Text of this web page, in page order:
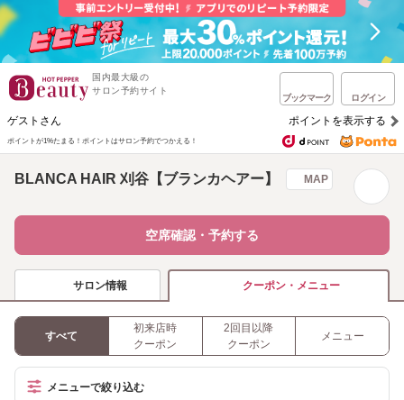
国内最大級の
サロン予約サイト
ブックマーク ログイン
ゲストさん ポイントを表示する
ポイントが1%たまる！ ポイントはサロン予約でつかえる！
BLANCA HAIR 刈谷【ブランカヘアー】 MAP
空席確認・予約する
サロン情報 クーポン・メニュー
すべて
初来店時
クーポン
2回目以降
クーポン
メニュー
メニューで絞り込む